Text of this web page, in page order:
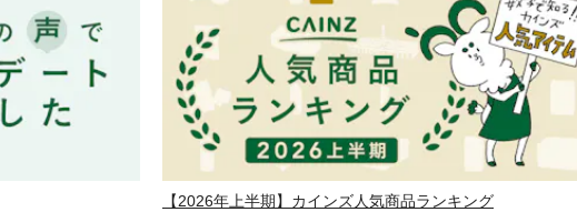
【2026年上半期】カインズ人気商品ランキング